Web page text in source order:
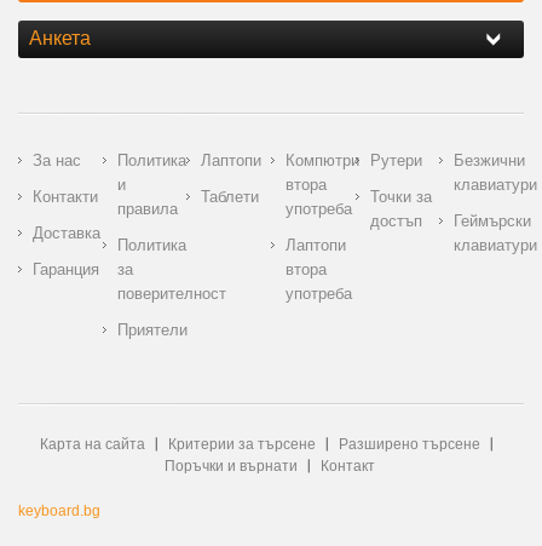
Анкета
За нас
Контакти
Доставка
Гаранция
Политика
и
правила
Политика
за
поверителност
Приятели
Лаптопи
Таблети
Компютри
втора
употреба
Лаптопи
втора
употреба
Рутери
Точки за
достъп
Безжични
клавиатури
Геймърски
клавиатури
Карта на сайта Критерии за търсене
Разширено търсене
Поръчки и върнати
Контакт
keyboard.bg